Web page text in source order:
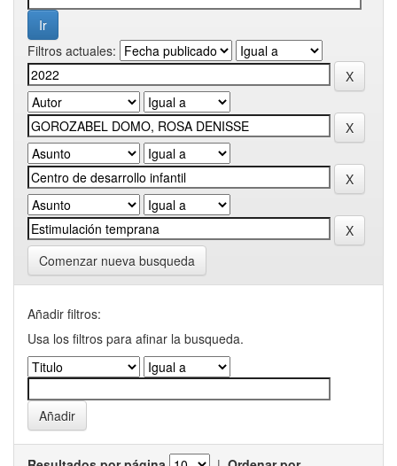
Filtros actuales:
Comenzar nueva busqueda
Añadir filtros:
Usa los filtros para afinar la busqueda.